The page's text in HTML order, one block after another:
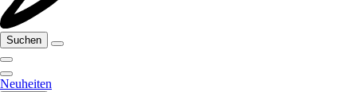
Suchen
Neuheiten